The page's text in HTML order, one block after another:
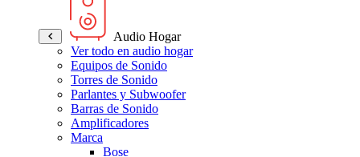
Audio Hogar
Ver todo en audio hogar
Equipos de Sonido
Torres de Sonido
Parlantes y Subwoofer
Barras de Sonido
Amplificadores
Marca
Bose